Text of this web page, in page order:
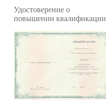
Удостоверение о
повышении квалификации